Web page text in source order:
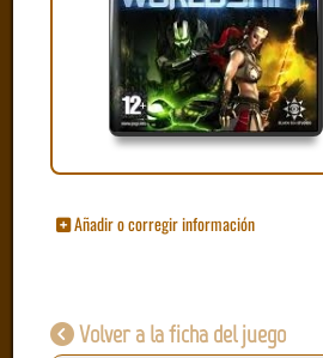
Añadir o corregir información
Volver a la ficha del juego